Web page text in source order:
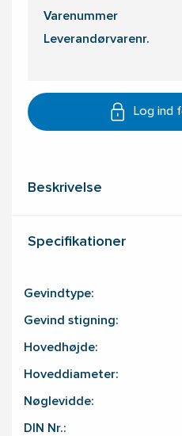
Varenummer
Leverandørvarenr.
Log ind
Beskrivelse
Specifikationer
Gevindtype:
Gevind stigning:
Hovedhøjde:
Hoveddiameter:
Nøglevidde:
DIN Nr.: